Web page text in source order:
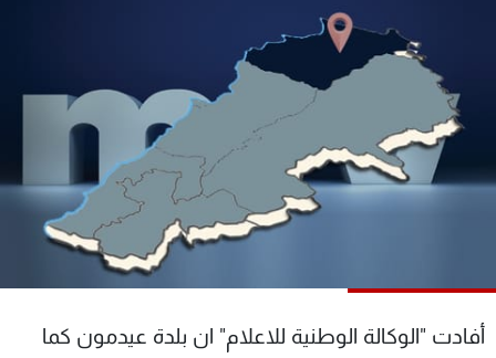
أفادت "الوكالة الوطنية للاعلام" ان بلدة عيدمون كما
كأس العالم
البرامج
عن MTV
وظائف